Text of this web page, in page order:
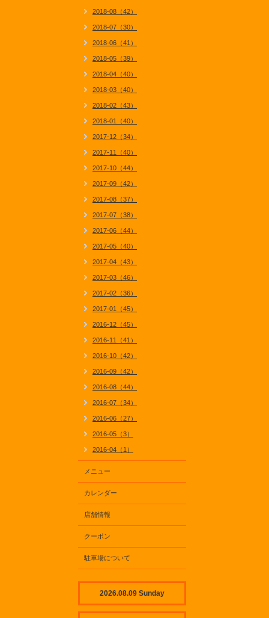
2018-08（42）
2018-07（30）
2018-06（41）
2018-05（39）
2018-04（40）
2018-03（40）
2018-02（43）
2018-01（40）
2017-12（34）
2017-11（40）
2017-10（44）
2017-09（42）
2017-08（37）
2017-07（38）
2017-06（44）
2017-05（40）
2017-04（43）
2017-03（46）
2017-02（36）
2017-01（45）
2016-12（45）
2016-11（41）
2016-10（42）
2016-09（42）
2016-08（44）
2016-07（34）
2016-06（27）
2016-05（3）
2016-04（1）
メニュー
カレンダー
店舗情報
クーポン
駐車場について
2026.08.09 Sunday